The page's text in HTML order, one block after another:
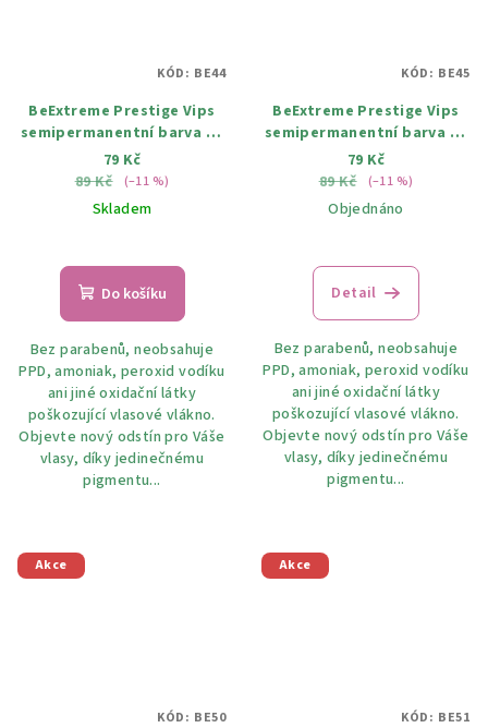
BeExtreme Prestige Vips
semipermanentní barva na
vlasy 44 tmavě fialová
100ml
79 Kč
89 Kč
(–11 %)
Skladem
Do košíku
Bez parabenů, neobsahuje
PPD, amoniak, peroxid vodíku
ani jiné oxidační látky
poškozující vlasové vlákno.
Objevte nový odstín pro Váše
vlasy, díky jedinečnému
pigmentu...
KÓD: BE44
BeExtreme Prestige Vips
semipermanentní barva na
vlasy 45 tmavý Tulipán
100ml
79 Kč
89 Kč
(–11 %)
Objednáno
Detail
Bez parabenů, neobsahuje
PPD, amoniak, peroxid vodíku
ani jiné oxidační látky
poškozující vlasové vlákno.
Objevte nový odstín pro Váše
vlasy, díky jedinečnému
pigmentu...
KÓD: BE45
Akce
KÓD: BE50
Akce
KÓD: BE51